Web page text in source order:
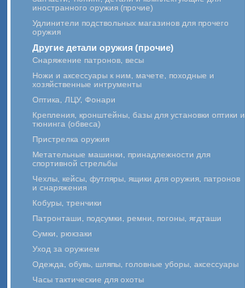
иностранного оружия (прочие)
Удлинители подствольных магазинов для прочего
оружия
Другие детали оружия (прочие)
Снаряжение патронов, весы
Ножи и аксессуары к ним, мачете, походные и
хозяйственные интрументы
Оптика, ЛЦУ, Фонари
Крепления, кронштейны, базы для установки оптики и
тюнинга (обвеса)
Пристрелка оружия
Метательные машинки, принадлежности для
спортивной стрельбы
Чехлы, кейсы, футляры, ящики для оружия, патронов
и снаряжения
Кобуры, тренчики
Патронташи, подсумки, ремни, погоны, ягдташи
Сумки, рюкзаки
Уход за оружием
Одежда, обувь, шляпы, головные уборы, аксессуары
Часы тактические для охоты